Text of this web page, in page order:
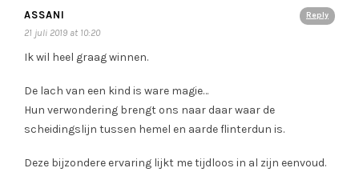
Reply
ASSANI
21 juli 2019 at 10:20
Ik wil heel graag winnen.
De lach van een kind is ware magie…
Hun verwondering brengt ons naar daar waar de
scheidingslijn tussen hemel en aarde flinterdun is.
Deze bijzondere ervaring lijkt me tijdloos in al zijn eenvoud.